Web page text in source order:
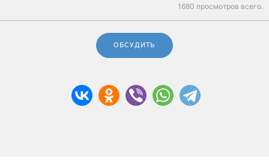
1680 просмотров всего.
ОБСУДИТЬ